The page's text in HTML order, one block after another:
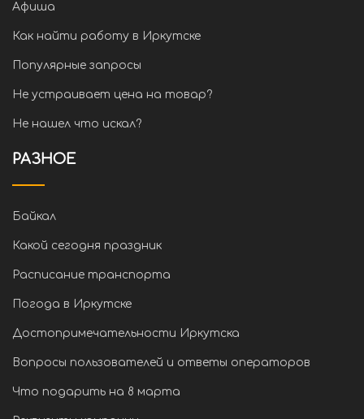
Афиша
Как найти работу в Иркутске
Популярные запросы
Не устраивает цена на товар?
Не нашел что искал?
РАЗНОЕ
Байкал
Какой сегодня праздник
Расписание транспорта
Погода в Иркутске
Достопримечательности Иркутска
Вопросы пользователей и ответы операторов
Что подарить на 8 марта